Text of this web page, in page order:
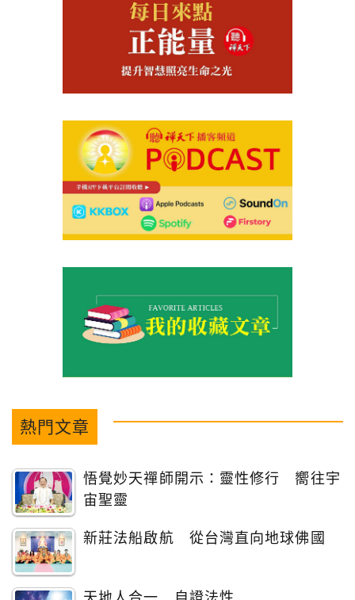
熱門文章
悟覺妙天禪師開示：靈性修行 嚮往宇
宙聖靈
新莊法船啟航 從台灣直向地球佛國